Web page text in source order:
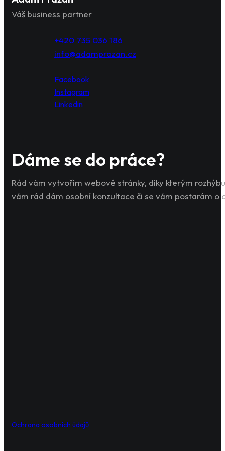
Váš business partner
+420 735 036 186
info@adamprazan.cz
Facebook
Instagram
Linkedin
Dáme se do práce?
Rád vám vytvořím webové stránky, díky kterým
vám rád dám osobní konzultace či se vám postarám o
Ochrana osobních údajů